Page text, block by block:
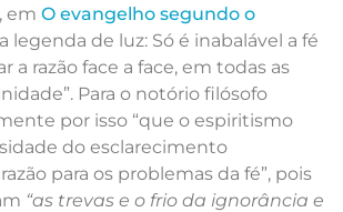
em O evangelho segundo o
legenda de luz: Só é inabalável a fé
a razão face a face, em todas as
Para o notório filósofo
por isso “que o espiritismo
do esclarecimento
para os problemas da fé”, pois
“as trevas e o frio da ignorância e